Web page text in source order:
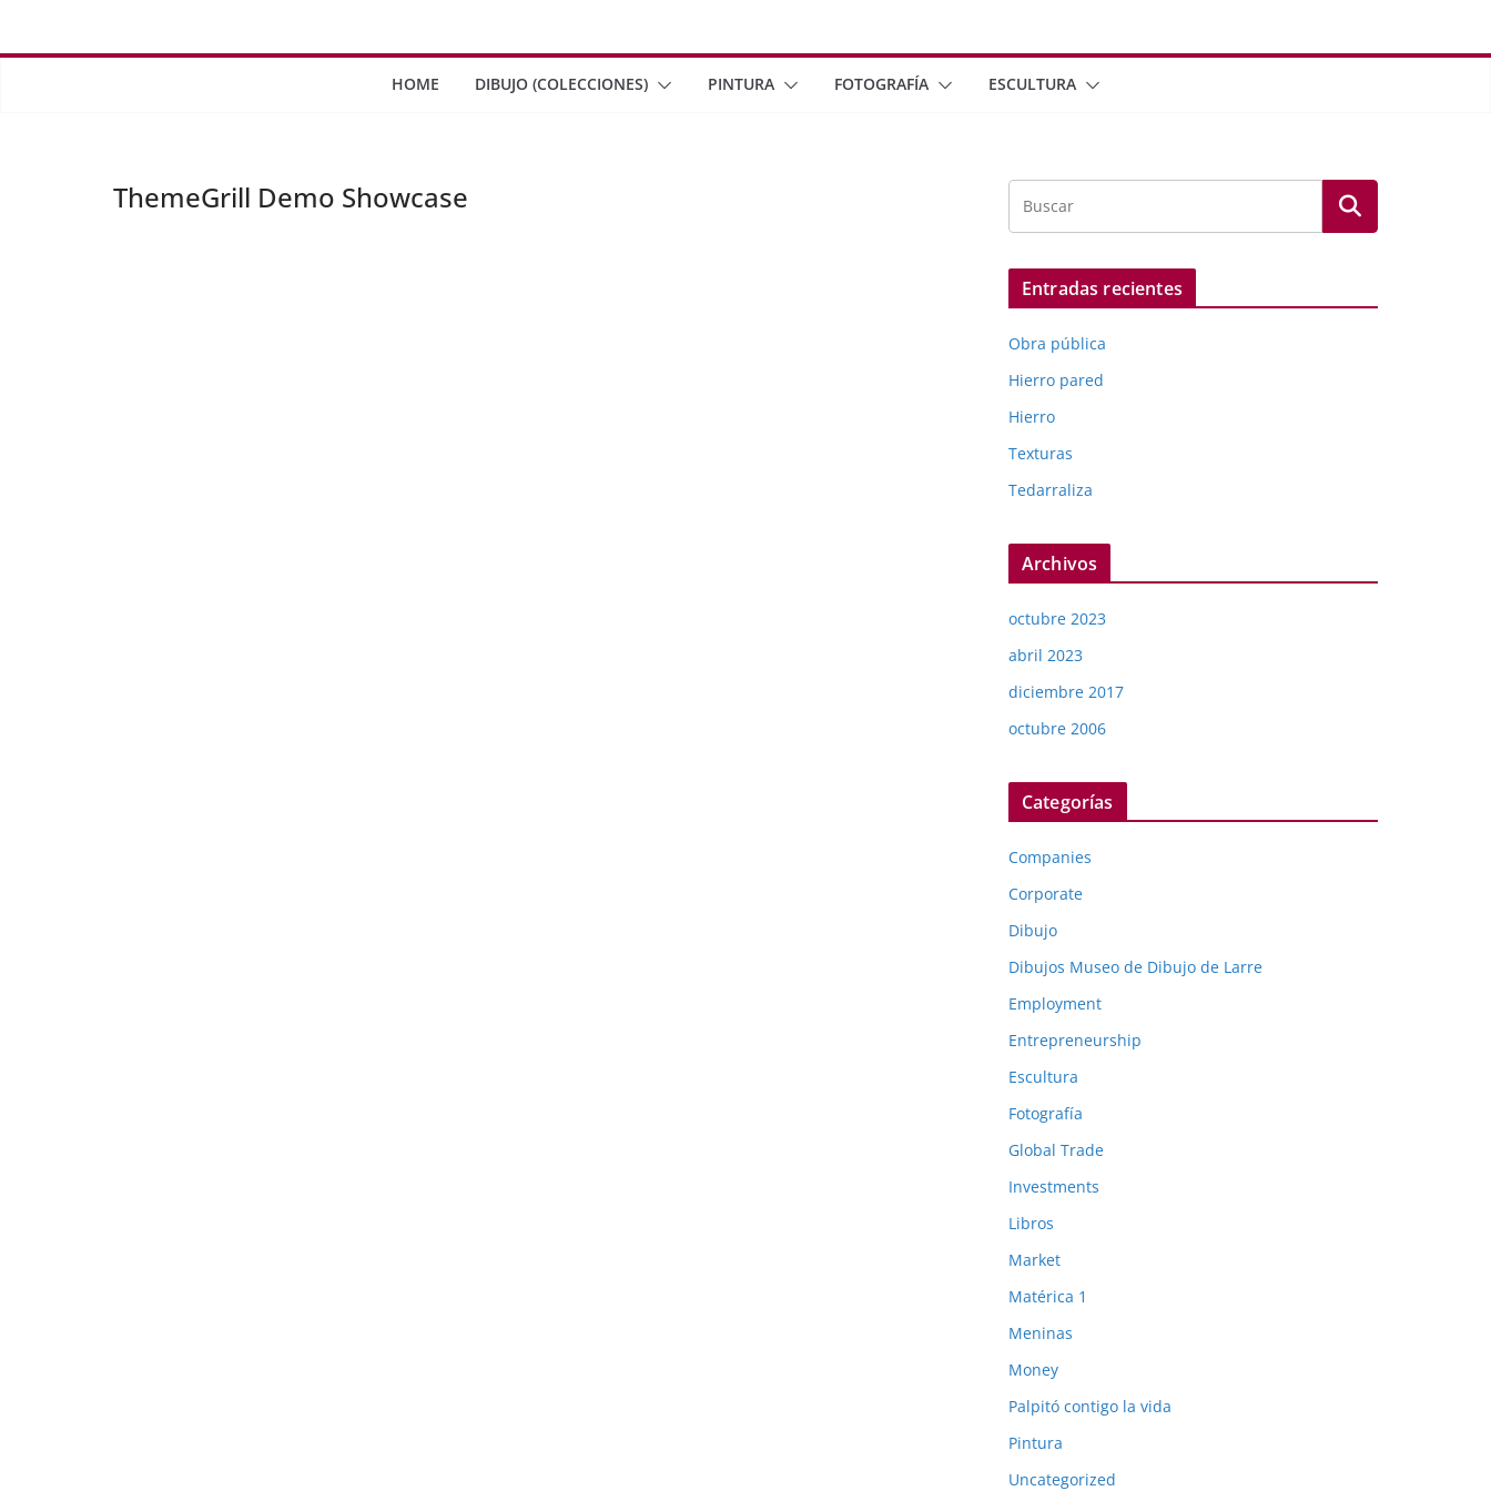
HOME DIBUJO (COLECCIONES) PINTURA FOTOGRAFÍA ESCULTURA
ThemeGrill Demo Showcase
Entradas recientes
Obra pública
Hierro pared
Hierro
Texturas
Tedarraliza
Archivos
octubre 2023
abril 2023
diciembre 2017
octubre 2006
Categorías
Companies
Corporate
Dibujo
Dibujos Museo de Dibujo de Larre
Employment
Entrepreneurship
Escultura
Fotografía
Global Trade
Investments
Libros
Market
Matérica 1
Meninas
Money
Palpitó contigo la vida
Pintura
Uncategorized